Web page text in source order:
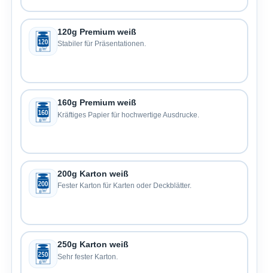
120g Premium weiß
Stabiler für Präsentationen.
160g Premium weiß
Kräftiges Papier für hochwertige Ausdrucke.
200g Karton weiß
Fester Karton für Karten oder Deckblätter.
250g Karton weiß
Sehr fester Karton.